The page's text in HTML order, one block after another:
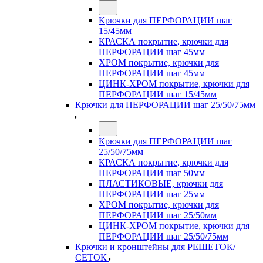
Крючки для ПЕРФОРАЦИИ шаг
15/45мм
КРАСКА покрытие, крючки для
ПЕРФОРАЦИИ шаг 45мм
ХРОМ покрытие, крючки для
ПЕРФОРАЦИИ шаг 45мм
ЦИНК-ХРОМ покрытие, крючки для
ПЕРФОРАЦИИ шаг 15/45мм
Крючки для ПЕРФОРАЦИИ шаг 25/50/75мм
Крючки для ПЕРФОРАЦИИ шаг
25/50/75мм
КРАСКА покрытие, крючки для
ПЕРФОРАЦИИ шаг 50мм
ПЛАСТИКОВЫЕ, крючки для
ПЕРФОРАЦИИ шаг 25мм
ХРОМ покрытие, крючки для
ПЕРФОРАЦИИ шаг 25/50мм
ЦИНК-ХРОМ покрытие, крючки для
ПЕРФОРАЦИИ шаг 25/50/75мм
Крючки и кронштейны для РЕШЕТОК/
СЕТОК